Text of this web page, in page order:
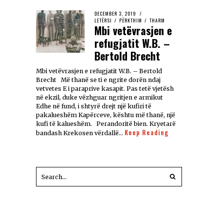
DECEMBER 3, 2019
LETËRSI / PËRKTHIM / THARM
Mbi vetëvrasjen e
refugjatit W.B. –
Bertold Brecht
Mbi vetëvrasjen e refugjatit W.B. – Bertold
Brecht Më thanë se ti e ngrite dorën ndaj
vetvetes E i paraprive kasapit. Pas tetë vjetësh
në ekzil, duke vëzhguar ngritjen e armikut
Edhe në fund, i shtyrë drejt një kufiri të
pakalueshëm Kapërceve, kështu më thanë, një
kufi të kalueshëm. Perandoritë bien. Kryetarë
bandash Krekosen vërdallë… Keep Reading